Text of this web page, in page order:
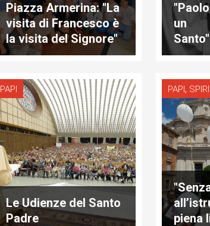
Piazza Armerina: "La
visita di Francesco è
la visita del Signore"
un
PAPI
Le Udienze del Santo
Padre
PAPI,
piena